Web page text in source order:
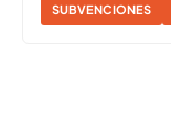
SUBVENCIONES